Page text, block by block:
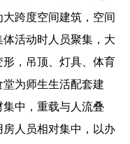
跨度空间建筑，空间
活动时人员聚集，大
，吊顶、灯具、体育
为师生生活配套建
中，重载与人流叠
人员相对集中，以办